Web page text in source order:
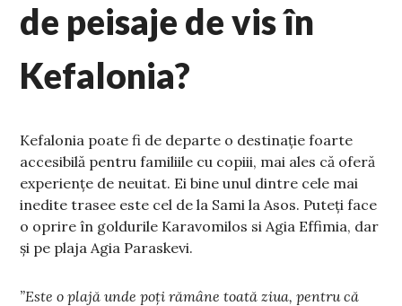
de peisaje de vis în
Kefalonia?
Kefalonia poate fi de departe o destinație foarte
accesibilă pentru familiile cu copiii, mai ales că oferă
experiențe de neuitat. Ei bine unul dintre cele mai
inedite trasee este cel de la Sami la Asos. Puteți face
o oprire în goldurile Karavomilos si Agia Effimia, dar
și pe plaja Agia Paraskevi.
”Este o plajă unde poți rămâne toată ziua, pentru că